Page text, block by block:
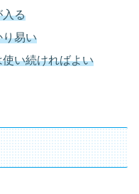
入る
り易い
い続ければよい